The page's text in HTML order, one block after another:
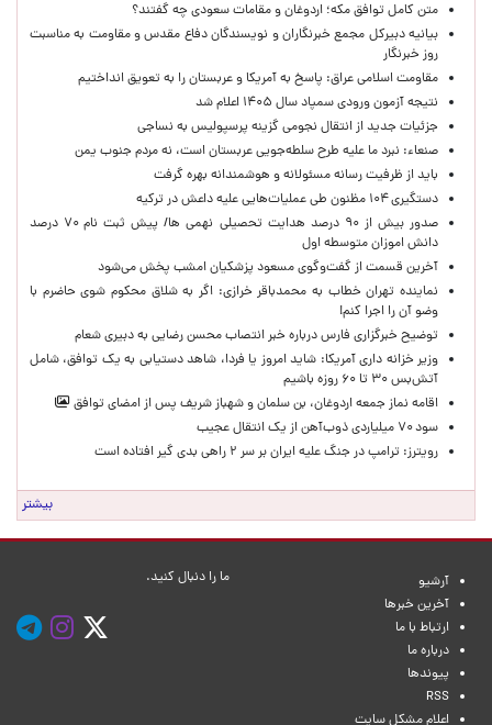
متن کامل توافق مکه؛ اردوغان و مقامات سعودی چه گفتند؟
بیانیه دبیرکل مجمع خبرنگاران و نویسندگان دفاع مقدس و مقاومت به مناسبت
روز خبرنگار
مقاومت اسلامی عراق: پاسخ به آمریکا و عربستان را به تعویق انداختیم
نتیجه آزمون ورودی سمپاد سال ۱۴۰۵ اعلام شد
جزئیات جدید از انتقال نجومی گزینه پرسپولیس به نساجی
صنعاء: نبرد ما علیه طرح سلطه‌جویی عربستان است، نه مردم جنوب یمن
باید از ظرفیت رسانه مسئولانه و هوشمندانه بهره گرفت
دستگیری ۱۰۴ مظنون طی عملیات‌هایی علیه داعش در ترکیه
صدور بیش از ۹۰ درصد هدایت تحصیلی نهمی ها/ پیش ثبت نام ۷۰ درصد
دانش اموزان متوسطه اول
آخرین قسمت از گفت‌وگوی مسعود پزشکیان امشب پخش می‌شود
نماینده تهران خطاب به محمدباقر خرازی: اگر به شلاق محکوم شوی حاضرم با
وضو آن را اجرا کنم!
توضیح خبرگزاری فارس درباره خبر انتصاب محسن رضایی به دبیری شعام
وزیر خزانه داری آمریکا: شاید امروز یا فردا، شاهد دستیابی به یک توافق، شامل
آتش‌بس ۳۰ تا ۶۰ روزه باشیم
اقامه نماز جمعه اردوغان، بن ‌سلمان و شهباز شریف پس از امضای توافق
سود ۷۰ میلیاردی ذوب‌آهن از یک انتقال عجیب
رویترز: ترامپ در جنگ علیه ایران بر سر ۲ راهی بدی گیر افتاده است
بیشتر
آرشیو
آخرین خبرها
ارتباط با ما
درباره ما
پیوندها
RSS
اعلام مشکل سایت
ما را دنبال کنید.